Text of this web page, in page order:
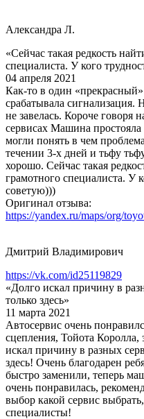
Александра Л.
«Сейчас такая редкость
специалиста. У кого
04 апреля 2021
Как-то в один
срабатывала
не завелась. Короче говоря
сервисах Машина
могли понять в чем
течении 3-х дней и тьфу
хорошо. Сейчас такая
грамотного специалиста. У
советую)))
Оригинал отзыва:
https://yandex.ru/maps/org/
Дмитрий Владимирович
https://vk.com/id25119829
«Долго искал причину в
только здесь»
11 марта 2021
Автосервис очень
сцепления, Тойота Королла,
искал причину в разных
здесь! Очень благодарен
быстро заменили, теперь
очень понравилась,
выбор какой сервис
специалисты!